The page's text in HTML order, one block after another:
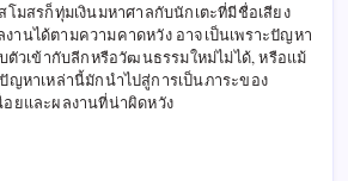
มสรก็ทุ่มเงินมหาศาลกับนักเตะที่มีชื่อเสียง
านได้ตามความคาดหวัง อาจเป็นเพราะปัญหา
ตัวเข้ากับลีกหรือวัฒนธรรมใหม่ไม่ได้, หรือแม้
ญหาเหล่านี้มักนำไปสู่การเป็นภาระของ
ยและผลงานที่น่าผิดหวัง